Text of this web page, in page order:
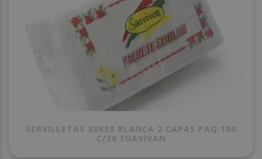
SERVILLETAS 33X33 BLANCA 2 CAPAS PAQ.100
C/36 SUAVIVAN